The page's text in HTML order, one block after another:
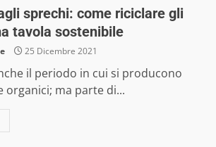
sprechi: come riciclare gli
tavola sostenibile
25 Dicembre 2021
il periodo in cui si producono
organici; ma parte di...